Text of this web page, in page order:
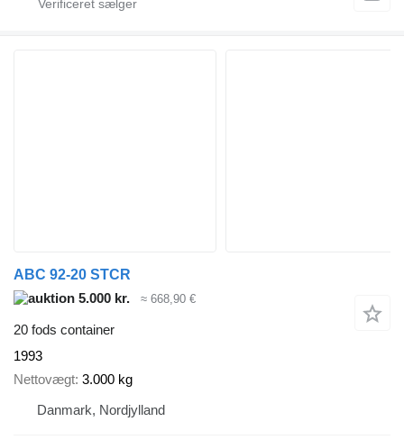
ABC 92-20 STCR
5.000 kr.
≈ 668,90 €
20 fods container
1993
Nettovægt 3.000 kg
Danmark, Nordjylland